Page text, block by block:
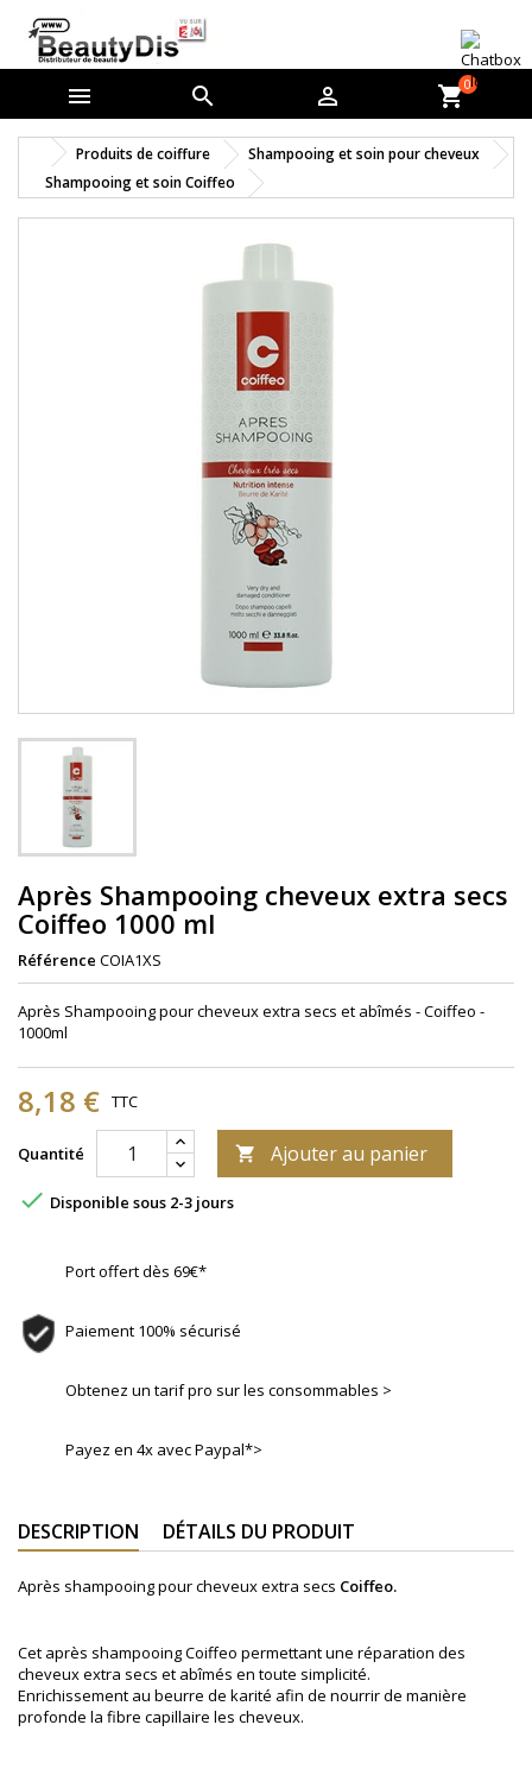
   shopping_cart0
Produits de coiffure
Shampooing et soin pour cheveux
Shampooing et soin Coiffeo
Après Shampooing cheveux extra secs
Coiffeo 1000 ml
Référence COIA1XS
Après Shampooing pour cheveux extra secs et abîmés - Coiffeo -
1000ml
8,18 € TTC
Quantité  Ajouter au panier
 Disponible sous 2-3 jours
Port offert dès 69€*
Paiement 100% sécurisé
Obtenez un tarif pro sur les consommables >
Payez en 4x avec Paypal*>
DESCRIPTION DÉTAILS DU PRODUIT
Après shampooing pour cheveux extra secs Coiffeo.
Cet après shampooing Coiffeo permettant une réparation des
cheveux extra secs et abîmés en toute simplicité.
Enrichissement au beurre de karité afin de nourrir de manière
profonde la fibre capillaire les cheveux.